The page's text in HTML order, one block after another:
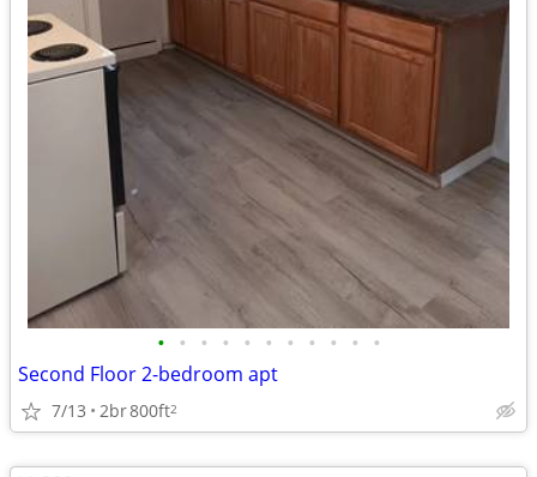
• • • • • • • • • • •
Second Floor 2-bedroom apt
7/13 2br800ft2